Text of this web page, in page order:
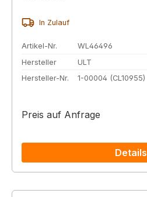
In Zulauf
Artikel-Nr.
WL46496
Hersteller
ULT
Hersteller-Nr.
1-00004 (CL10955)
Preis auf Anfrage
Details